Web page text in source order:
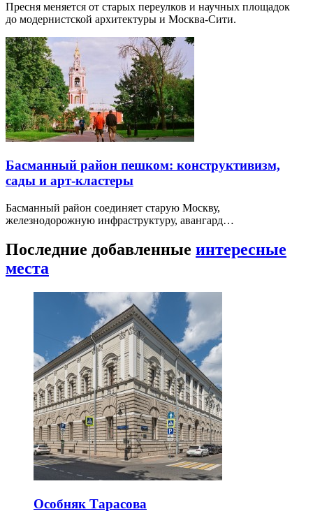
Пресня меняется от старых переулков и научных площадок
до модернистской архитектуры и Москва-Сити.
Басманный район пешком: конструктивизм,
сады и арт-кластеры
Басманный район соединяет старую Москву,
железнодорожную инфраструктуру, авангард…
Последние добавленные интересные
места
Особняк Тарасова